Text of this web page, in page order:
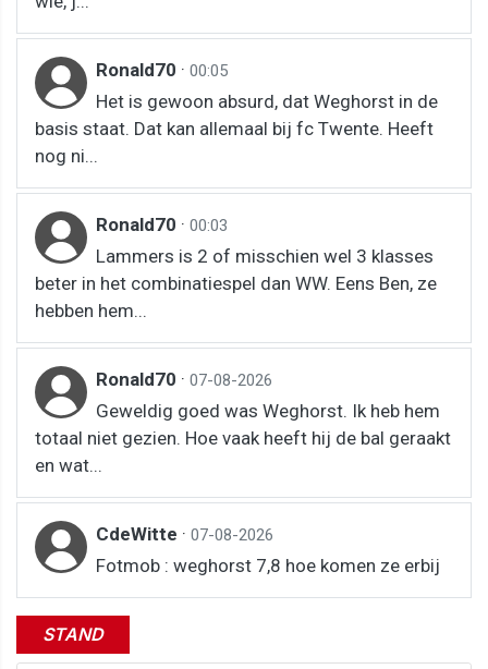
Ronald70 · 00:05
Het is gewoon absurd, dat Weghorst in de
basis staat. Dat kan allemaal bij fc Twente. Heeft
nog ni...
Ronald70 · 00:03
Lammers is 2 of misschien wel 3 klasses
beter in het combinatiespel dan WW. Eens Ben, ze
hebben hem...
Ronald70 · 07-08-2026
Geweldig goed was Weghorst. Ik heb hem
totaal niet gezien. Hoe vaak heeft hij de bal geraakt
en wat...
CdeWitte · 07-08-2026
Fotmob : weghorst 7,8 hoe komen ze erbij
STAND